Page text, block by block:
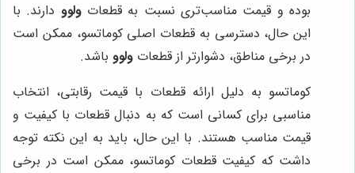
بوده و قیمت مناسب‌تری نسبت به قطعاتولوو دارند. با
این حال، دسترسی به قطعات اصلی کوماتسو، ممکن است
در برخی مناطق، دشوارتر از قطعات ولوو باشد.
کوماتسو به دلیل ارائه قطعات با قیمت رقابتی، انتخاب
مناسبی برای کسانی است که به دنبال قطعات با کیفیت و
قیمت مناسب هستند. با این حال، باید به این نکته توجه
داشت که کیفیت قطعات کوماتسو، ممکن است در برخی